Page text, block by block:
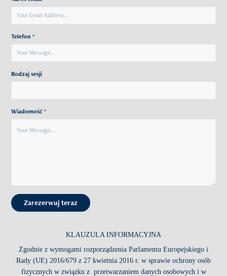
Telefon *
Rodzaj sesji
Wiadomość *
Zarezerwuj teraz
KLAUZULA INFORMACYJNA
Zgodnie z wymogami rozporządzenia Parlamentu Europejskiego i
Rady (UE) 2016/679 z 27 kwietnia 2016 r. w sprawie ochrony osób
fizycznych w związku z przetwarzaniem danych osobowych i w